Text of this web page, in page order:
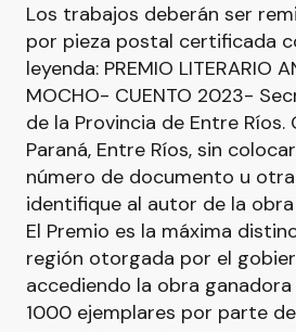
Los trabajos deberán ser
por pieza postal certificada
leyenda: PREMIO LITERARIO
MOCHO- CUENTO 2023-
de la Provincia de Entre Ríos.
Paraná, Entre Ríos, sin
número de documento u
identifique al autor de la obra
El Premio es la máxima
región otorgada por el
accediendo la obra
1000 ejemplares por parte